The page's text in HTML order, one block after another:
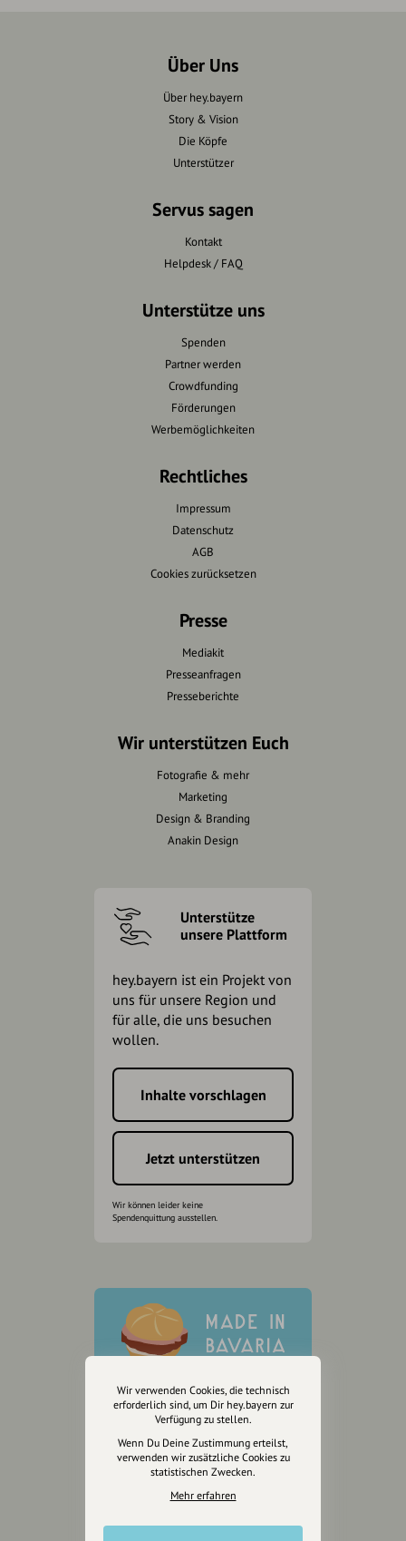
Über Uns
Über hey.bayern
Story & Vision
Die Köpfe
Unterstützer
Servus sagen
Kontakt
Helpdesk / FAQ
Unterstütze uns
Spenden
Partner werden
Crowdfunding
Förderungen
Werbemöglichkeiten
Rechtliches
Impressum
Datenschutz
AGB
Cookies zurücksetzen
Presse
Mediakit
Presseanfragen
Presseberichte
Wir unterstützen Euch
Fotografie & mehr
Marketing
Design & Branding
Anakin Design
Unterstütze
unsere Plattform
hey.bayern ist ein Projekt von
uns für unsere Region und
für alle, die uns besuchen
wollen.
Inhalte vorschlagen
Jetzt unterstützen
Wir können leider keine
Spendenquittung ausstellen.
Wir verwenden Cookies, die technisch
erforderlich sind, um Dir hey.bayern zur
Verfügung zu stellen.
Wenn Du Deine Zustimmung erteilst,
verwenden wir zusätzliche Cookies zu
statistischen Zwecken.
Mehr erfahren